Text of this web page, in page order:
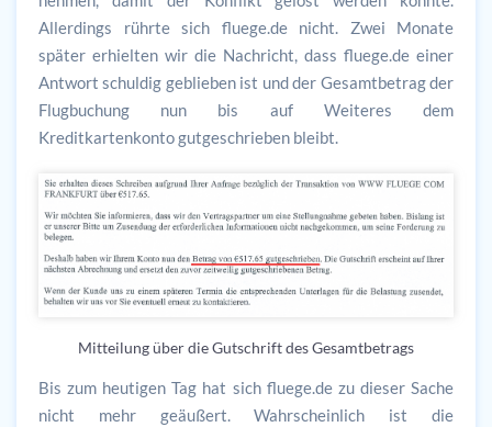
Allerdings rührte sich fluege.de nicht. Zwei Monate
später erhielten wir die Nachricht, dass fluege.de einer
Antwort schuldig geblieben ist und der Gesamtbetrag der
Flugbuchung nun bis auf Weiteres dem
Kreditkartenkonto gutgeschrieben bleibt.
Mitteilung über die Gutschrift des Gesamtbetrags
Bis zum heutigen Tag hat sich fluege.de zu dieser Sache
nicht mehr geäußert. Wahrscheinlich ist die